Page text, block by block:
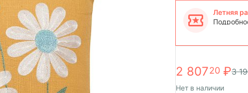
Летняя
2 80720 ₽3
Нет в наличии